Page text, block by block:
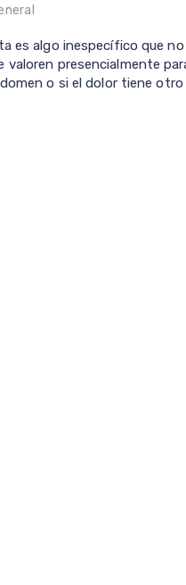
es algo inespecífico que
valoren presencialmente
o si el dolor tiene otro